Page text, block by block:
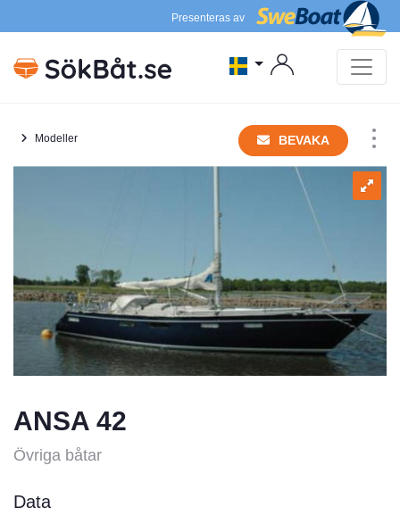
Presenteras av
Modeller BEVAKA
ANSA 42
Övriga båtar
Data